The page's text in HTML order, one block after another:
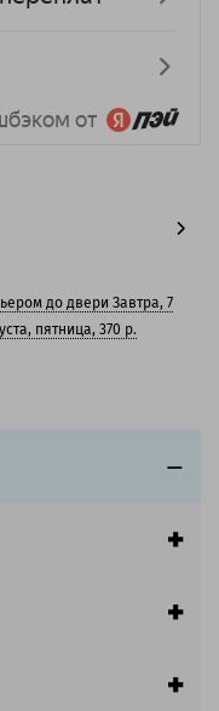
/ Черный
до двери Завтра, 7
пятница, 370 р.